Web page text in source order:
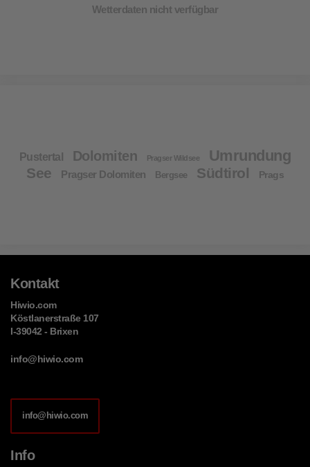
Wetterdaten nicht verfügbar
Pustertal Dolomiten Pragser Wildsee Umrundung
See Pragser Dolomiten Bergsee Südtirol Prags
Kontakt
Hiwio.com
Köstlanerstraße 107
I-39042 - Brixen
info@hiwio.com
info@hiwio.com
Info